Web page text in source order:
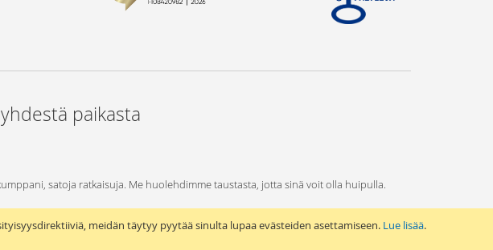
meidän täytyy pyytää sinulta lupaa evästeiden asettamiseen. Lue lisää.
paikasta
satoja ratkaisuja. Me huolehdimme taustasta, jotta sinä voit olla huipulla.